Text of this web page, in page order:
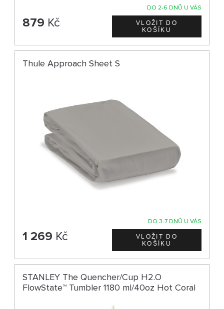
DO 2-6 DNŮ U VÁS
879 Kč
Thule Approach Sheet S
DO 3-7 DNŮ U VÁS
1 269 Kč
STANLEY The Quencher/Cup H2.O
FlowState™ Tumbler 1180 ml/40oz Hot Coral